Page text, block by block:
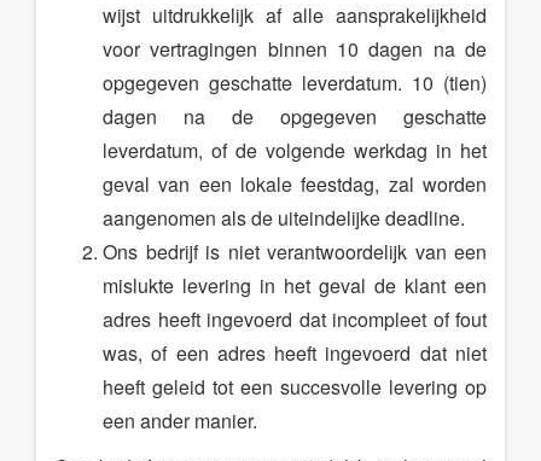
wijst uitdrukkelijk af alle aansprakelijkheid
voor vertragingen binnen 10 dagen na de
opgegeven geschatte leverdatum. 10 (tien)
dagen na de opgegeven geschatte
leverdatum, of de volgende werkdag in het
geval van een lokale feestdag, zal worden
aangenomen als de uiteindelijke deadline.
Ons bedrijf is niet verantwoordelijk van een
mislukte levering in het geval de klant een
adres heeft ingevoerd dat incompleet of fout
was, of een adres heeft ingevoerd dat niet
heeft geleid tot een succesvolle levering op
een ander manier.